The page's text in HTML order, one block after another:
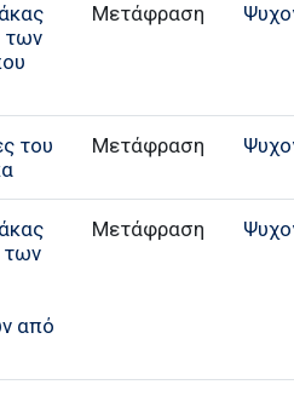
των
Μετάφραση
του
Μετάφραση
των
από
Μετάφραση